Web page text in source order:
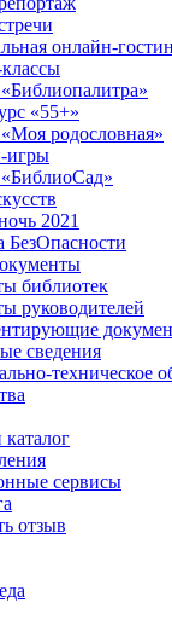
онлайн-
«55+»
родословная»
игры
2021
БезОпасности
библиотек
руководителей
сведения
техническое
сервисы
отзыв